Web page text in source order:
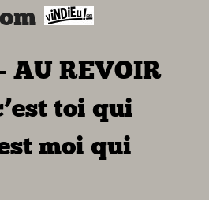
AU REVOIR
toi qui
moi qui